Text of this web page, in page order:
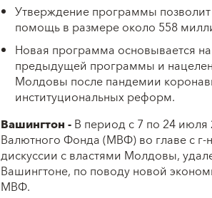
Утверждение программы
помощь в размере около 558
Новая программа основывается
предыдущей программы и
Молдовы после пандемии
институциональных реформ.
Вашингтон -В период с 7 по 24
Валютного Фонда (МВФ) во главе с
дискуссии с властями Молдовы,
Вашингтоне, по поводу новой
МВФ.